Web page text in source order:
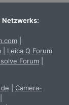
Netzwerks:
Leica Q Forum
Forum
Camera-